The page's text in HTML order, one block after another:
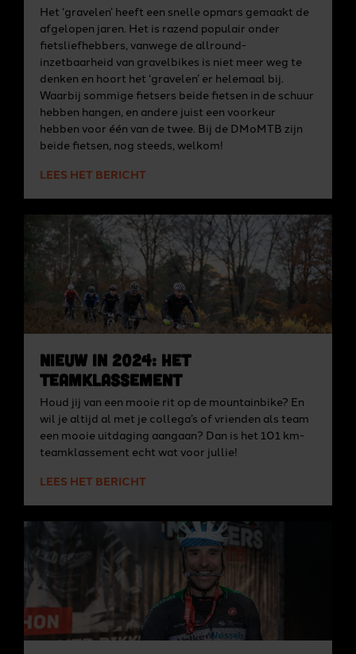
Het ‘gravelen’ heeft een snelle opmars gemaakt de
afgelopen jaren. Het is razend populair onder
fietsliefhebbers, vanwege de allround-
inzetbaarheid van gravelbikes is niet meer weg te
denken en hoort het ‘gravelen’ er helemaal bij.
Waarbij sommige fietsers beide fietsen in de schuur
hebben hangen, en andere juist een voorkeur
hebben voor één van de twee. Bij de DMoMTB zijn
beide fietsen, nog steeds, welkom!
LEES HET BERICHT
Nieuw in 2024: het
teamklassement
Houd jij van een mooie rit op de mountainbike? En
wil je altijd al met je collega’s of vrienden als team
een mooie uitdaging aangaan? Dan is het 101 km-
teamklassement echt wat voor jullie!
LEES HET BERICHT